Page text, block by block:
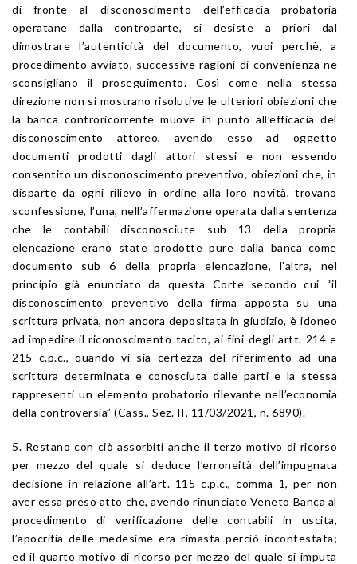
di fronte al disconoscimento dell’efficacia probatoria
operatane dalla controparte, si desiste a priori dal
dimostrare l’autenticità del documento, vuoi perchè, a
procedimento avviato, successive ragioni di convenienza ne
sconsigliano il proseguimento. Così come nella stessa
direzione non si mostrano risolutive le ulteriori obiezioni che
la banca controricorrente muove in punto all’efficacia del
disconoscimento attoreo, avendo esso ad oggetto
documenti prodotti dagli attori stessi e non essendo
consentito un disconoscimento preventivo, obiezioni che, in
disparte da ogni rilievo in ordine alla loro novità, trovano
sconfessione, l’una, nell’affermazione operata dalla sentenza
che le contabili disconosciute sub 13 della propria
elencazione erano state prodotte pure dalla banca come
documento sub 6 della propria elencazione, l’altra, nel
principio già enunciato da questa Corte secondo cui “il
disconoscimento preventivo della firma apposta su una
scrittura privata, non ancora depositata in giudizio, è idoneo
ad impedire il riconoscimento tacito, ai fini degli artt. 214 e
215 c.p.c., quando vi sia certezza del riferimento ad una
scrittura determinata e conosciuta dalle parti e la stessa
rappresenti un elemento probatorio rilevante nell’economia
della controversia” (Cass., Sez. II, 11/03/2021, n. 6890).
5. Restano con ciò assorbiti anche il terzo motivo di ricorso
per mezzo del quale si deduce l’erroneità dell’impugnata
decisione in relazione all’art. 115 c.p.c., comma 1, per non
aver essa preso atto che, avendo rinunciato Veneto Banca al
procedimento di verificazione delle contabili in uscita,
l’apocrifia delle medesime era rimasta perciò incontestata;
ed il quarto motivo di ricorso per mezzo del quale si imputa